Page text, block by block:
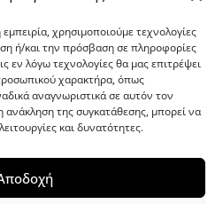
χρησιμοποιούμε τεχνολογίες
ή/και την πρόσβαση σε πληροφορίες
εν λόγω τεχνολογίες θα μας επιτρέψει
χαρακτήρα, όπως
αναγνωριστικά σε αυτόν τον
της συγκατάθεσης, μπορεί να
και δυνατότητες.